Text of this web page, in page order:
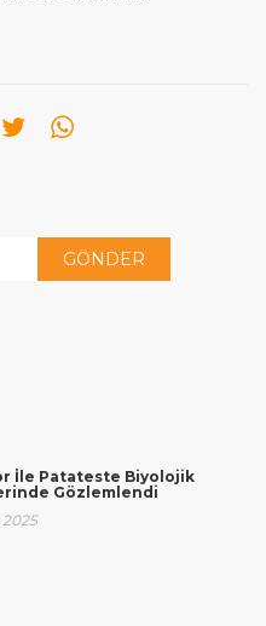
GÖNDER
İle Patateste Biyolojik
Gözlemlendi
2025